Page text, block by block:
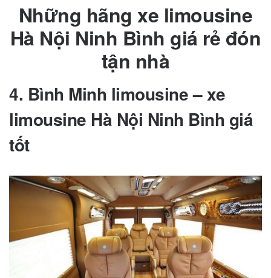
Những hãng xe limousine
Hà Nội Ninh Bình giá rẻ đón
tận nhà
4. Bình Minh limousine – xe
limousine Hà Nội Ninh Bình giá
tốt